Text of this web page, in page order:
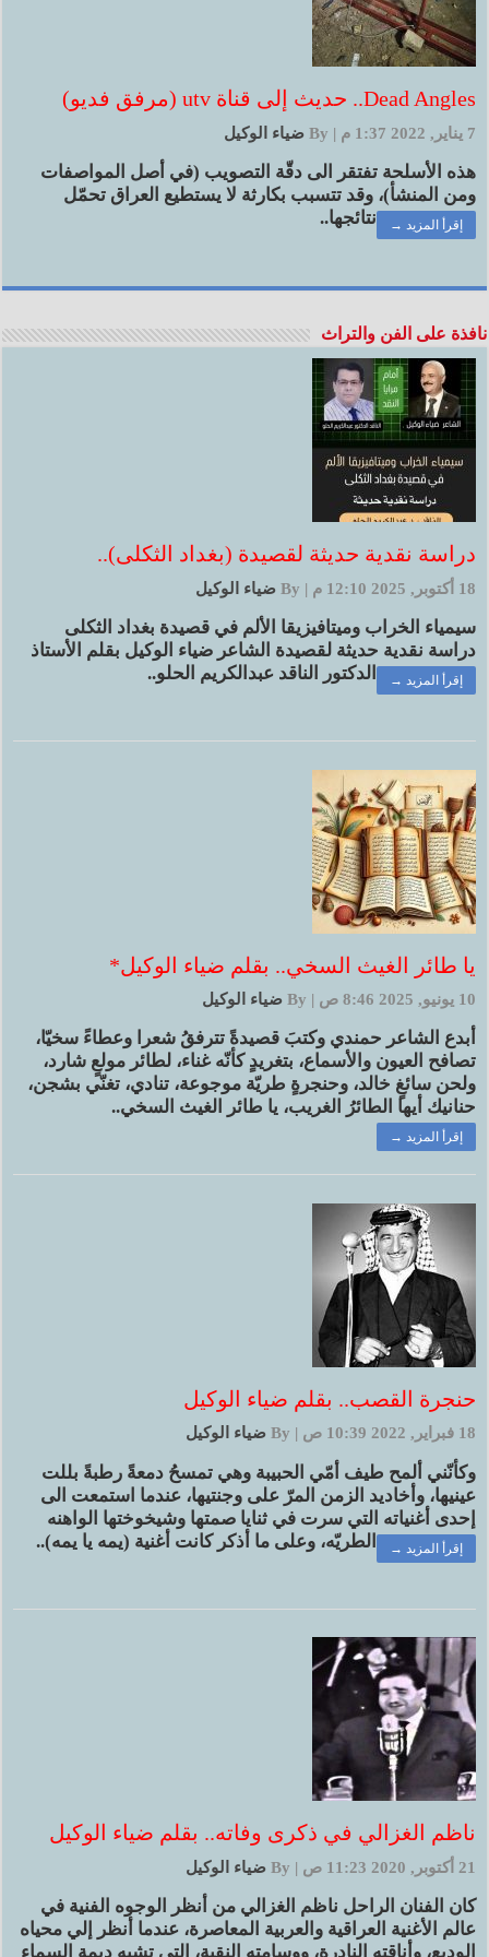
Dead Angles.. حديث إلى قناة utv (مرفق فديو)
7 يناير, 2022 1:37 م |
By ضياء الوكيل
هذه الأسلحة تفتقر الى دقّة التصويب (في أصل المواصفات
ومن المنشأ)، وقد تتسبب بكارثة لا يستطيع العراق تحمّل
نتائجها..
إقرأ المزيد →
نافذة على الفن والتراث
دراسة نقدية حديثة لقصيدة (بغداد الثكلى)..
18 أكتوبر, 2025 12:10 م |
By ضياء الوكيل
سيمياء الخراب وميتافيزيقا الألم في قصيدة بغداد الثكلى
دراسة نقدية حديثة لقصيدة الشاعر ضياء الوكيل بقلم الأستاذ
الدكتور الناقد عبدالكريم الحلو..
إقرأ المزيد →
يا طائر الغيث السخي.. بقلم ضياء الوكيل*
10 يونيو, 2025 8:46 ص |
By ضياء الوكيل
أبدع الشاعر حمندي وكتبَ قصيدةً تترفقُ شعرا وعطاءً سخيّا،
تصافح العيون والأسماع، بتغريدٍ كأنّه غناء، لطائر مولعٍ شارد،
ولحن سائغٍ خالد، وحنجرةٍ طريّة موجوعة، تنادي، تغنّي بشجن،
حنانيك أيها الطائرُ الغريب، يا طائر الغيث السخي..
إقرأ المزيد →
حنجرة القصب.. بقلم ضياء الوكيل
18 فبراير, 2022 10:39 ص |
By ضياء الوكيل
وكأنّني ألمح طيف أمّي الحبيبة وهي تمسحُ دمعةً رطبةً بللت
عينيها، وأخاديد الزمن المرّ على وجنتيها، عندما استمعت الى
إحدى أغنياته التي سرت في ثنايا صمتها وشيخوختها الواهنه
الطريّه، وعلى ما أذكر كانت أغنية (يمه يا يمه)..
إقرأ المزيد →
ناظم الغزالي في ذكرى وفاته.. بقلم ضياء الوكيل
21 أكتوبر, 2020 11:23 ص |
By ضياء الوكيل
كان الفنان الراحل ناظم الغزالي من أنظر الوجوه الفنية في
عالم الأغنية العراقية والعربية المعاصرة، عندما أنظر إلي محياه
الوديع، وأناقته النادرة، ووسامته النقية، التي تشبه ديمة السماء